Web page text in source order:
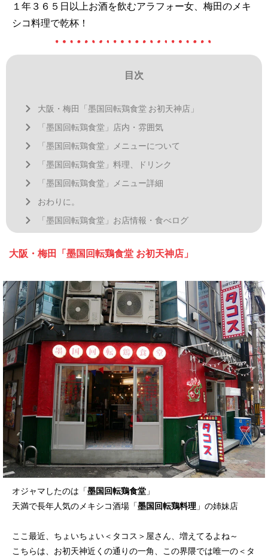
１年３６５日以上お酒を飲むアラフォー女、梅田のメキ
シコ料理で乾杯！
目次
大阪・梅田「墨国回転鶏食堂 お初天神店」
「墨国回転鶏食堂」店内・雰囲気
「墨国回転鶏食堂」メニューについて
「墨国回転鶏食堂」料理、ドリンク
「墨国回転鶏食堂」メニュー詳細
おわりに。
「墨国回転鶏食堂」お店情報・食べログ
大阪・梅田「墨国回転鶏食堂 お初天神店」
オジャマしたのは「墨国回転鶏食堂 」
天満で長年人気のメキシコ酒場「墨国回転鶏料理 」の姉妹店
ここ最近、ちょいちょい＜タコス＞屋さん、増えてるよね～
こちらは、お初天神近くの通りの一角、この界隈では唯一の＜タ